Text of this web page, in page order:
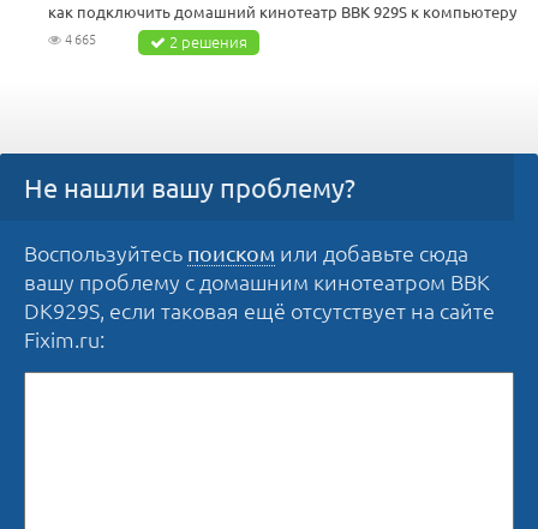
как подключить домашний кинотеатр BBK 929S к компьютеру
4 665 2 решения
Не нашли вашу проблему?
Воспользуйтесь поиском или добавьте сюда
вашу проблему с домашним кинотеатром BBK
DK929S, если таковая ещё отсутствует на сайте
Fixim.ru: